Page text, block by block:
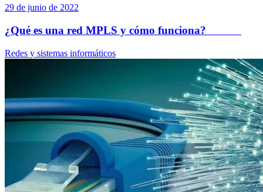
29 de junio de 2022
¿Qué es una red MPLS y cómo funciona?
Redes y sistemas informáticos